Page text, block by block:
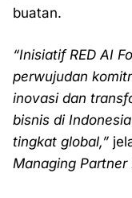
buatan.
“Inisiatif RED AI
perwujudan
inovasi dan
bisnis di
tingkat global,”
Managing Partner